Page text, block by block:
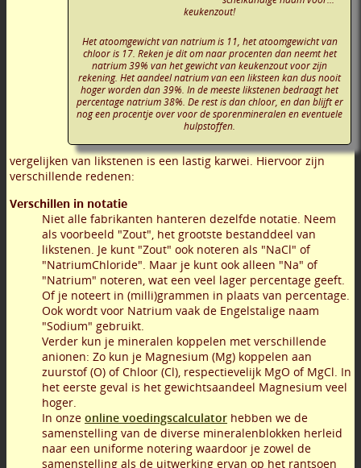
keukenzout!
Het atoomgewicht van natrium is 11, het atoomgewicht van
chloor is 17. Reken je dit om naar procenten dan neemt het
natrium 39% van het gewicht van keukenzout voor zijn
rekening. Het aandeel natrium van een liksteen kan dus nooit
hoger worden dan 39%. In de meeste likstenen bedraagt het
percentage natrium 38%. De rest is dan chloor, en dan blijft er
nog een procentje over voor de sporenmineralen en eventuele
hulpstoffen.
vergelijken van likstenen is een lastig karwei. Hiervoor zijn
verschillende redenen:
Verschillen in notatie
Niet alle fabrikanten hanteren dezelfde notatie. Neem
als voorbeeld "Zout", het grootste bestanddeel van
likstenen. Je kunt "Zout" ook noteren als "NaCl" of
"NatriumChloride". Maar je kunt ook alleen "Na" of
"Natrium" noteren, wat een veel lager percentage geeft.
Of je noteert in (milli)grammen in plaats van percentage.
Ook wordt voor Natrium vaak de Engelstalige naam
"Sodium" gebruikt.
Verder kun je mineralen koppelen met verschillende
anionen: Zo kun je Magnesium (Mg) koppelen aan
zuurstof (O) of Chloor (Cl), respectievelijk MgO of MgCl. In
het eerste geval is het gewichtsaandeel Magnesium veel
hoger.
In onze online voedingscalculator hebben we de
samenstelling van de diverse mineralenblokken herleid
naar een uniforme notering waardoor je zowel de
samenstelling als de uitwerking ervan op het rantsoen